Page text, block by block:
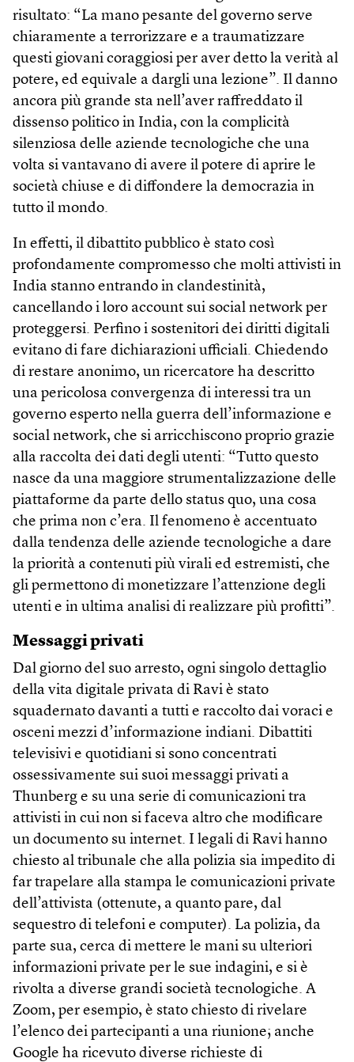
risultato: “La mano pesante del governo serve
chiaramente a terrorizzare e a traumatizzare
questi giovani coraggiosi per aver detto la verità al
potere, ed equivale a dargli una lezione”. Il danno
ancora più grande sta nell’aver raffreddato il
dissenso politico in India, con la complicità
silenziosa delle aziende tecnologiche che una
volta si vantavano di avere il potere di aprire le
società chiuse e di diffondere la democrazia in
tutto il mondo.
In effetti, il dibattito pubblico è stato così
profondamente compromesso che molti attivisti in
India stanno entrando in clandestinità,
cancellando i loro account sui social network per
proteggersi. Perfino i sostenitori dei diritti digitali
evitano di fare dichiarazioni ufficiali. Chiedendo
di restare anonimo, un ricercatore ha descritto
una pericolosa convergenza di interessi tra un
governo esperto nella guerra dell’informazione e
social network, che si arricchiscono proprio grazie
alla raccolta dei dati degli utenti: “Tutto questo
nasce da una maggiore strumentalizzazione delle
piattaforme da parte dello status quo, una cosa
che prima non c’era. Il fenomeno è accentuato
dalla tendenza delle aziende tecnologiche a dare
la priorità a contenuti più virali ed estremisti, che
gli permettono di monetizzare l’attenzione degli
utenti e in ultima analisi di realizzare più profitti”.
Messaggi privati
Dal giorno del suo arresto, ogni singolo dettaglio
della vita digitale privata di Ravi è stato
squadernato davanti a tutti e raccolto dai voraci e
osceni mezzi d’informazione indiani. Dibattiti
televisivi e quotidiani si sono concentrati
ossessivamente sui suoi messaggi privati a
Thunberg e su una serie di comunicazioni tra
attivisti in cui non si faceva altro che modificare
un documento su internet. I legali di Ravi hanno
chiesto al tribunale che alla polizia sia impedito di
far trapelare alla stampa le comunicazioni private
dell’attivista (ottenute, a quanto pare, dal
sequestro di telefoni e computer). La polizia, da
parte sua, cerca di mettere le mani su ulteriori
informazioni private per le sue indagini, e si è
rivolta a diverse grandi società tecnologiche. A
Zoom, per esempio, è stato chiesto di rivelare
l’elenco dei partecipanti a una riunione; anche
Google ha ricevuto diverse richieste di